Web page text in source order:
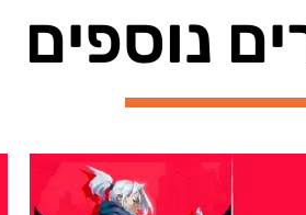
נוספים